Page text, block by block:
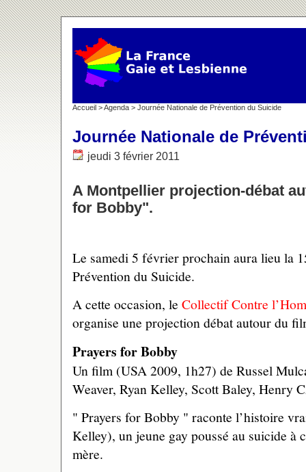
Accueil >Agenda > Journée Nationale de Prévention du Suicide
Journée Nationale de
jeudi 3 février 2011
A Montpellier projection-débat
for Bobby".
Le samedi 5 février prochain aura lieu la
Prévention du Suicide.
A cette occasion, le Collectif Contre
organise une projection débat autour du
Prayers for Bobby
Un film (USA 2009, 1h27) de Russel
Weaver, Ryan Kelley, Scott Baley, Henry
" Prayers for Bobby " raconte l’histoire
Kelley), un jeune gay poussé au suicide à
mère.